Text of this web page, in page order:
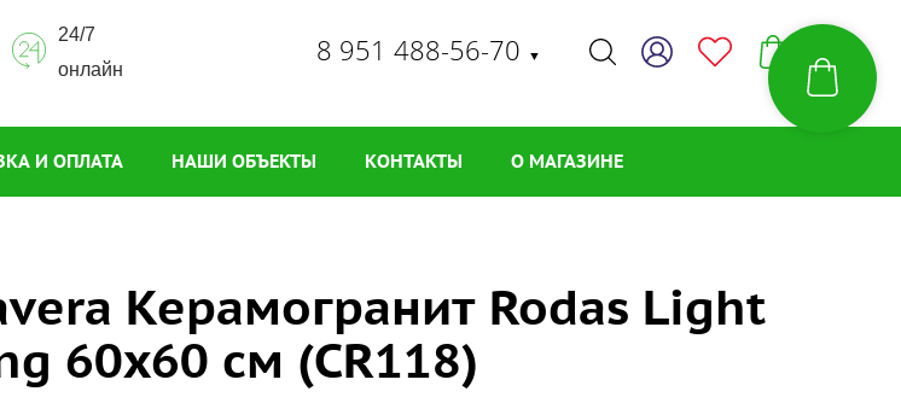
24/7
онлайн
8 951 488-56-70 ▼
И ОПЛАТА НАШИ ОБЪЕКТЫ КОНТАКТЫ О МАГАЗИНЕ
Керамогранит Rodas Light
60x60 см (CR118)